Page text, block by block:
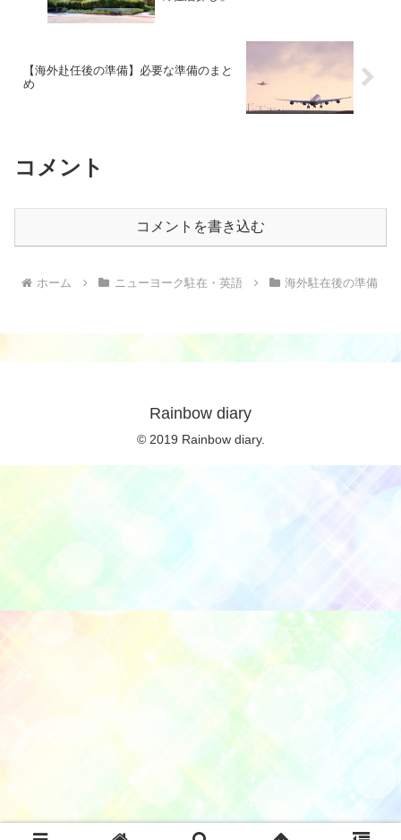
【海外赴任後の準備】必要な準備のまと
め
コメント
コメントを書き込む
ホーム ニューヨーク駐在・英語 海外駐在後の準備
Rainbow diary
© 2019 Rainbow diary.